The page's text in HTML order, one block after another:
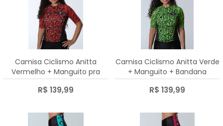
Camisa Ciclismo Anitta
Vermelho + Manguito pra
combinar
R$ 139,99
Camisa Ciclismo Anitta Verde
+ Manguito + Bandana
R$ 139,99